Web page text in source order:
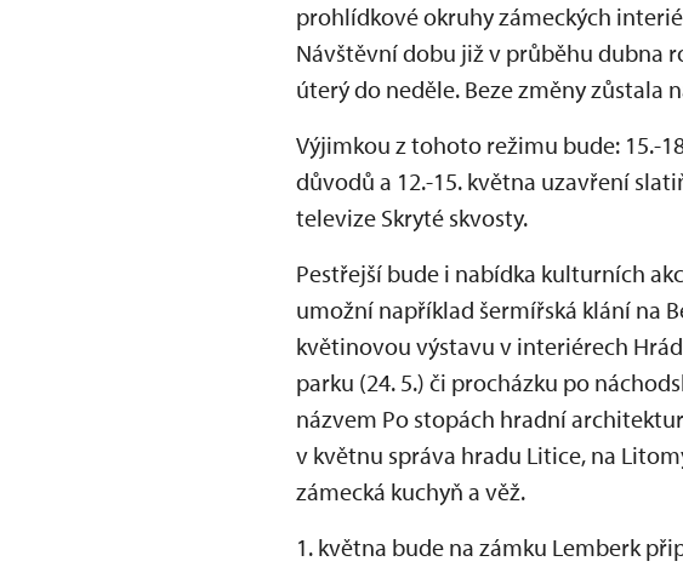
prohlídkové okruhy zámeckých
Návštěvní dobu již v průběhu dubna
úterý do neděle. Beze změny zůstala
Výjimkou z tohoto režimu bude: 15.-
důvodů a 12.-15. května uzavření
televize Skryté skvosty.
Pestřejší bude i nabídka kulturních
umožní například šermířská klání na
květinovou výstavu v interiérech
parku (24. 5.) či procházku po
názvem Po stopách hradní
v květnu správa hradu Litice, na
zámecká kuchyň a věž.
1. května bude na zámku Lemberk